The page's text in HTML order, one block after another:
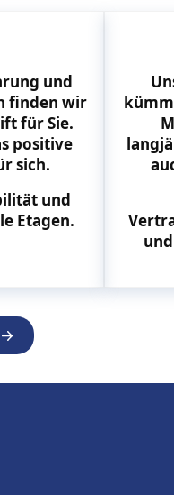
und
finden wir
für Sie.
positive
sich.
und
Etagen.